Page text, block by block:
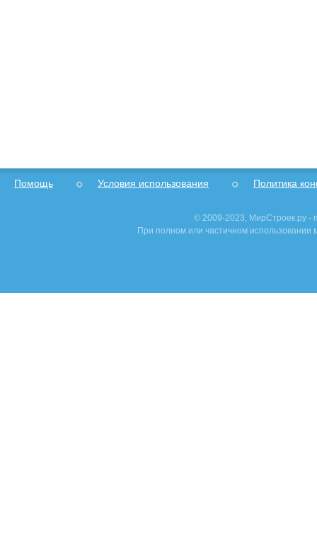
Помощь Условия использования Политика
© 2009-2023, МирСтроек.ру -
При полном или частичном использовании